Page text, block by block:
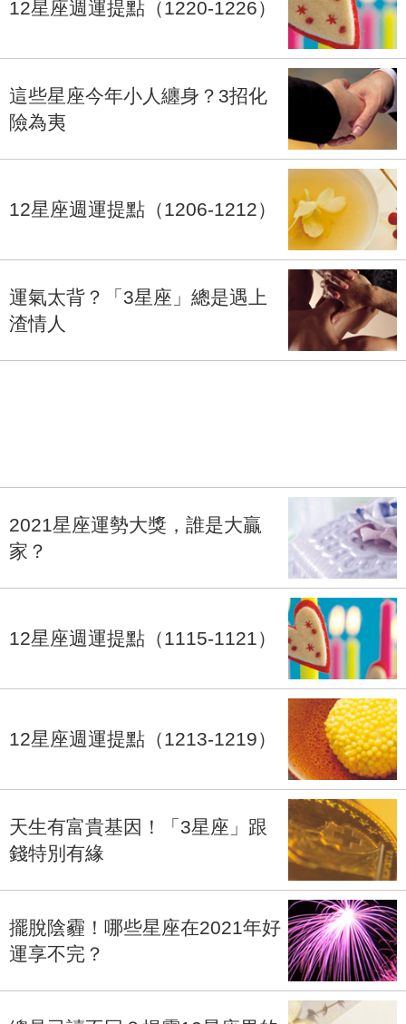
12星座週運提點（1220-1226）
這些星座今年小人纏身？3招化
險為夷
12星座週運提點（1206-1212）
運氣太背？「3星座」總是遇上
渣情人
2021星座運勢大獎，誰是大贏
家？
12星座週運提點（1115-1121）
12星座週運提點（1213-1219）
天生有富貴基因！「3星座」跟
錢特別有緣
擺脫陰霾！哪些星座在2021年好
運享不完？